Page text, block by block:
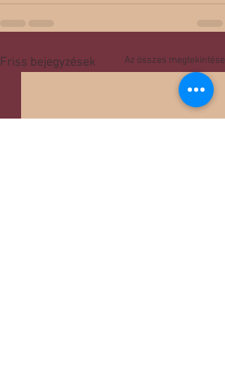
Friss bejegyzések Az összes megtekintése